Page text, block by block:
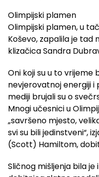
Olimpijski plamen
Olimpijski plamen, u
Koševo, zapalila je tad
klizačica Sandra
Oni koji su u to vrijeme
nevjerovatnoj energiji i
mediji brujali su o
Mnogi učesnici u
„savršeno mjesto,
svi su bili jedinstveni“,
(Scott) Hamiltom,
Sličnog mišljenja bila